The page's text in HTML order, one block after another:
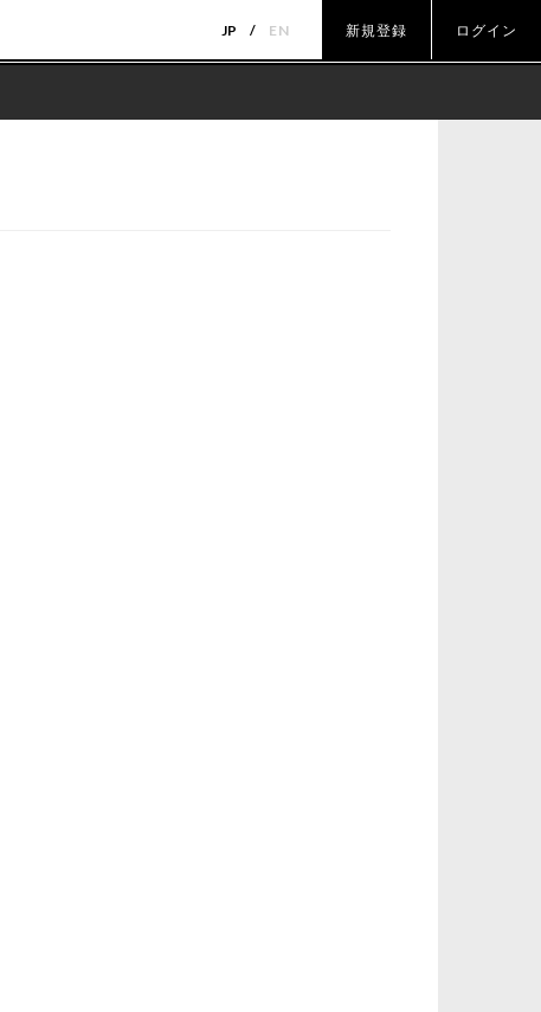
JP EN 新規登録 ログイン